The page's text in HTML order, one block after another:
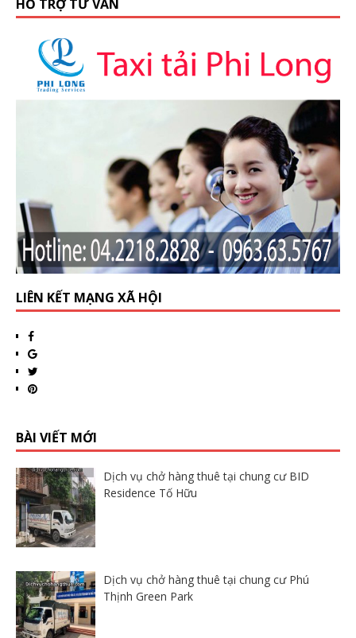
HỖ TRỢ TƯ VẤN
LIÊN KẾT MẠNG XÃ HỘI
BÀI VIẾT MỚI
Dịch vụ chở hàng thuê tại chung cư BID
Residence Tố Hữu
Dịch vụ chở hàng thuê tại chung cư Phú
Thịnh Green Park